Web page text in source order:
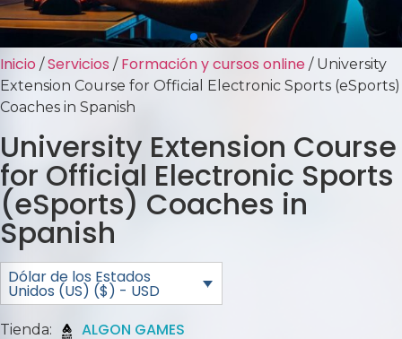
Inicio /Servicios / Formación y cursos online / University
Extension Course for Official Electronic Sports (eSports)
Coaches in Spanish
University Extension Course
for Official Electronic Sports
(eSports) Coaches in
Spanish
Dólar de los Estados
Unidos (US) ($) - USD
Tienda: ALGON GAMES